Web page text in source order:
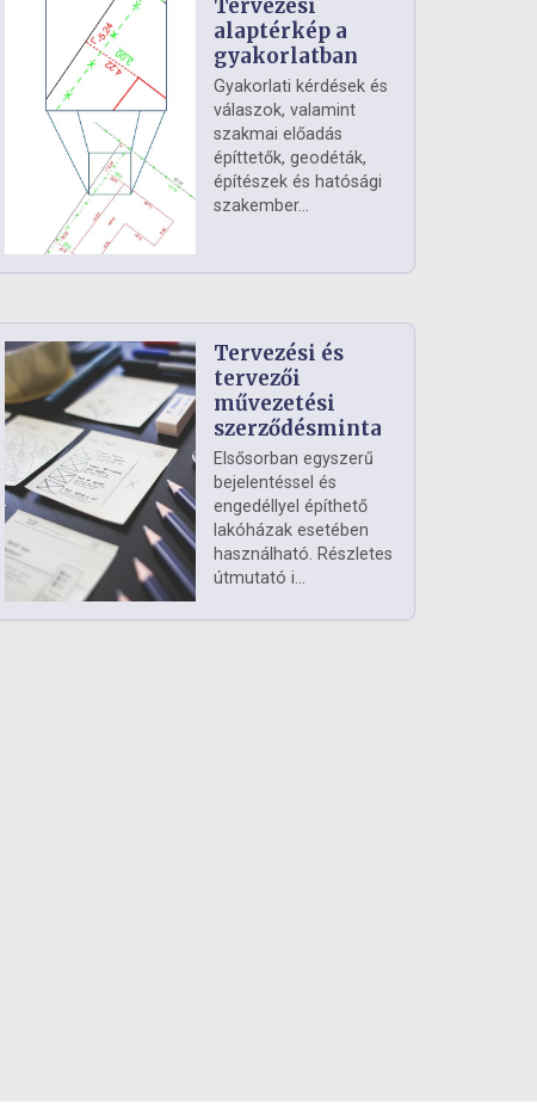
Tervezési
alaptérkép a
gyakorlatban
Gyakorlati kérdések és
válaszok, valamint
szakmai előadás
építtetők, geodéták,
építészek és hatósági
szakember...
Tervezési és
tervezői
művezetési
szerződésminta
Elsősorban egyszerű
bejelentéssel és
engedéllyel építhető
lakóházak esetében
használható. Részletes
útmutató i...